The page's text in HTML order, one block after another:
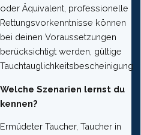
oder Äquivalent, professionelle
Rettungsvorkenntnisse können
bei deinen Voraussetzungen
berücksichtigt werden, gültige
Tauchtauglichkeitsbescheinigung
Welche Szenarien lernst du
kennen?
Ermüdeter Taucher, Taucher in